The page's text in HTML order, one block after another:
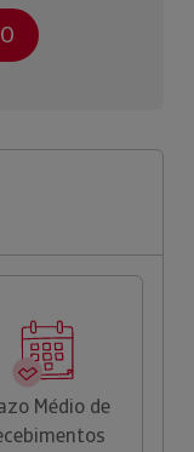
Médio de